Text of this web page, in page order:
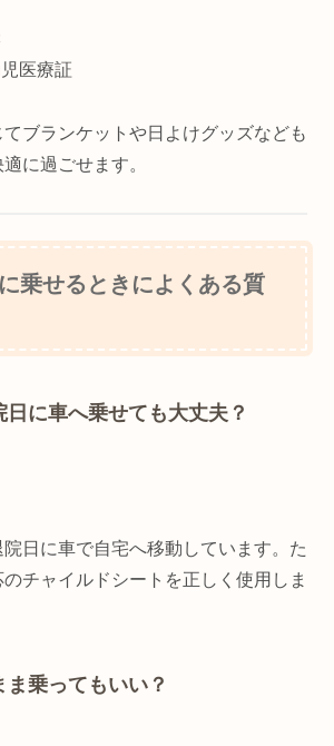
医療証
ブランケットや日よけグッズなども
に過ごせます。
乗せるときによくある質
日に車へ乗せても大丈夫？
日に車で自宅へ移動しています。た
チャイルドシートを正しく使用しま
乗ってもいい？